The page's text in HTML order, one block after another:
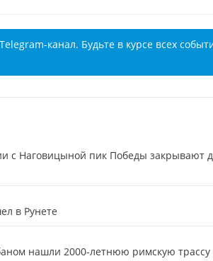
канал. Будьте в курсе всех
с Наговицыной пик Победы закрывают
в Рунете
нашли 2000-летнюю римскую трассу